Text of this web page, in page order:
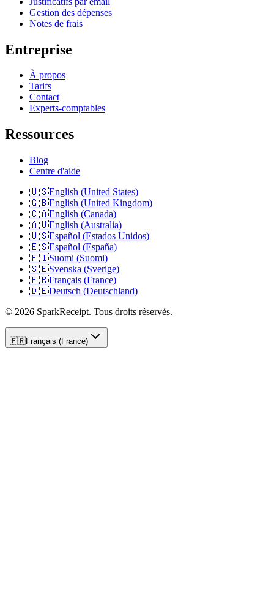
Gestion des dépenses
Notes de frais
Entreprise
À propos
Tarifs
Contact
Experts-comptables
Ressources
Blog
Centre d'aide
🇺🇸English (United States)
🇬🇧English (United Kingdom)
🇨🇦English (Canada)
🇦🇺English (Australia)
🇺🇸Español (Estados Unidos)
🇪🇸Español (España)
🇫🇮Suomi (Suomi)
🇸🇪Svenska (Sverige)
🇫🇷Français (France)
🇩🇪Deutsch (Deutschland)
© 2026 SparkReceipt. Tous droits réservés.
🇫🇷Français (France)